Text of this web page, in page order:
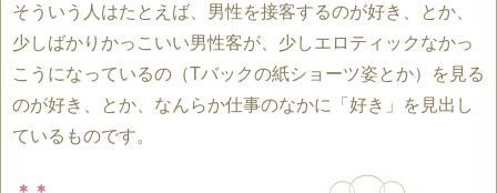
そういう人はたとえば、男性を接客するのが好き、とか、
少しばかりかっこいい男性客が、少しエロティックなかっ
こうになっているの（Tバックの紙ショーツ姿とか）を見る
のが好き、とか、なんらか仕事のなかに「好き」を見出し
ているものです。